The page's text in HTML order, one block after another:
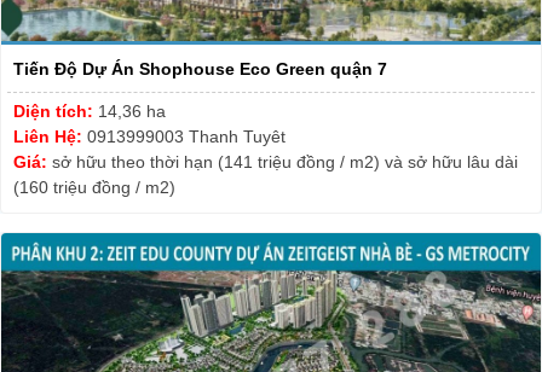
Tiến Độ Dự Án Shophouse Eco Green quận 7
Diện tích: 14,36 ha
Liên Hệ: 0913999003 Thanh Tuyêt
Giá: sở hữu theo thời hạn (141 triệu đồng / m2) và sở hữu lâu dài
(160 triệu đồng / m2)